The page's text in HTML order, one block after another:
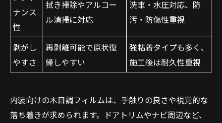
ナンス
性
拭き掃除やアルコー
ル清掃に対応
洗車・水圧対応、防
汚・防傷性重視
剥がし
やすさ
再剥離可能で原状復
帰しやすい
強粘着タイプも多く、
施工後は耐久性重視
内装向けの木目調フィルムは、手触りの良さや視覚的な
落ち着きが求められます。ドアトリムやナビ周辺など、
お問い合わせはこちら